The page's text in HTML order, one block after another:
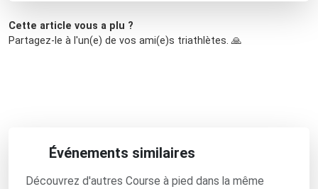
Cette article vous a plu ?
Partagez-le à l'un(e) de vos ami(e)s triathlètes. 🙏
Événements similaires
Découvrez d'autres Course à pied dans la même